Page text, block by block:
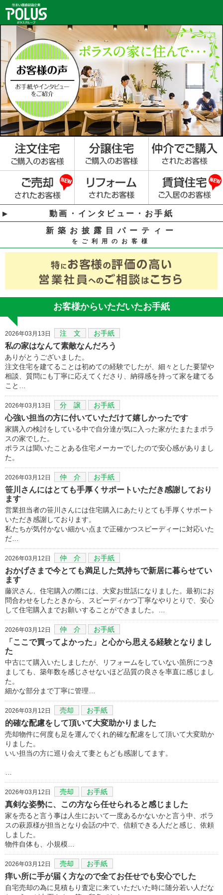
動画・インタビュー・お手紙
新築お披露目パーティー
をご利用のお客様
お客様からいただいたお手紙
2026年03月13日 注 文 お手紙
私の家はなんて素敵なんだろう
ありがとうございました。
注文住宅を建てることは初めての経験でしたが、細々とした要望や
相談、質問にも丁寧に応えてくださり、納得感を持って家を建てる
こと…
2026年03月13日 分 譲 お手紙
心強い担当の方に付いていただけて嬉しかったです
家購入の検討をしている中で自分達が気に入った家がたまたまポラ
スの家でした。
ポラスは聞いたことある住宅メーカーでしたので安心感がありまし
た。
2026年03月12日 仲 介 お手紙
笹川さんにはとても手厚くサポートいただき感謝しており
ます
営業担当者の笹川さんには住宅購入にあたりとても手厚くサポート
いただき感謝しております。
私たちが気付かない細かい点まで正確かつスピーディーに対応いた
だ…
2026年03月12日 仲 介 お手紙
おかげさまで今とても満足した気持ちで新居に暮らせてい
ます
藤沢さん、住宅購入の際には、大変お世話になりました。最初にお
問合わせをしたときから、スピーディかつ丁寧なやりとりで、安心
して住宅購入までお願いすることができました。…
2026年03月12日 仲 介 お手紙
「ここで買ってよかった」と心から思える経験となりまし
た
中古にて購入いたしましたが、リフォームをしていない箇所につき
ましても、築年数を感じさせないほど品質の良さを率直に感じまし
た。
細かな部分まで丁寧に管理…
2026年03月12日 売却 お手紙
的確な配慮をして頂いて大変助かりました
売却物件に何度も足を運んでくれ的確な配慮をして頂いて大変助か
りました。
いい担当の方に巡り会えて妻ともども感謝してます。
2026年03月12日 売却 お手紙
真剣な姿勢に、この方なら任せられると感じました
家を売ると言う事は人生において一度あるかないかと言う中、ポラ
スの萩原様が担当となり会話の中で、信頼できる人だと感じ、依頼
しました。
物件自体も、小規模…
2026年03月12日 売却 お手紙
痒い所に手が届く方なので全てお任せでも安心でした
自宅売却の為に見積もり査定に来ていただいた時に随分若い人だな